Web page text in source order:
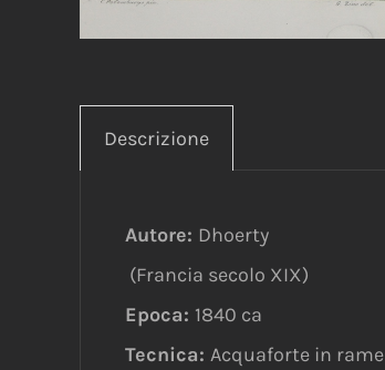
Descrizione
Autore: Dhoerty
(Francia secolo XIX)
Epoca: 1840 ca
Tecnica: Acquaforte in rame